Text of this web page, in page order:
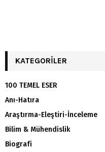
KATEGORILER
100 TEMEL ESER
Anı-Hatıra
Araştırma-Eleştiri-İnceleme
Bilim & Mühendislik
Biografi